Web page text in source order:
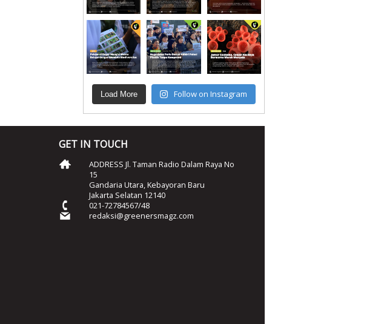
Load More Follow on Instagram
GET IN TOUCH
ADDRESS Jl. Taman Radio Dalam Raya No
15
Gandaria Utara, Kebayoran Baru
Jakarta Selatan 12140
021-72784567/48
redaksi@greenersmagz.com